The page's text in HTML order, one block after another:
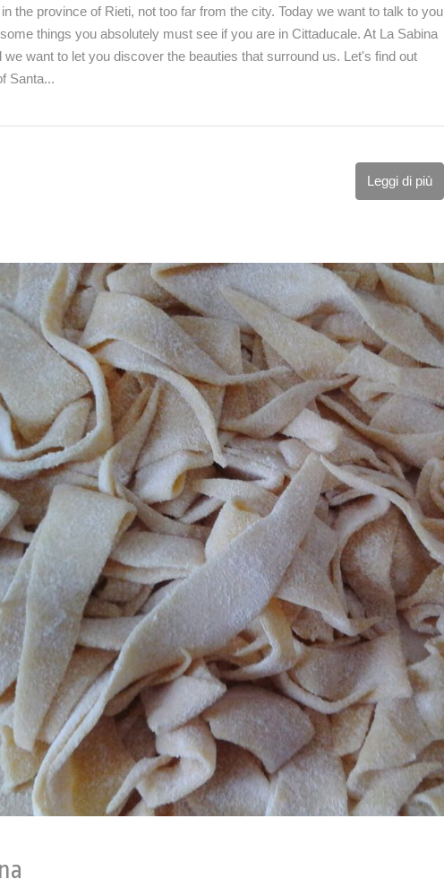
the province of Rieti, not too far from the city. Today we want to talk to you
things you absolutely must see if you are in Cittaducale. At La Sabina
want to let you discover the beauties that surround us. Let's find out
Santa...
Leggi di più